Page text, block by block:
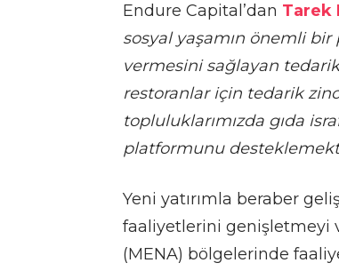
Endure Capital’dan Tarek
sosyal yaşamın önemli
vermesini sağlayan
restoranlar için tedarik
topluluklarımızda gıda
platformunu
Yeni yatırımla beraber
faaliyetlerini genişletmeyi
(MENA) bölgelerinde